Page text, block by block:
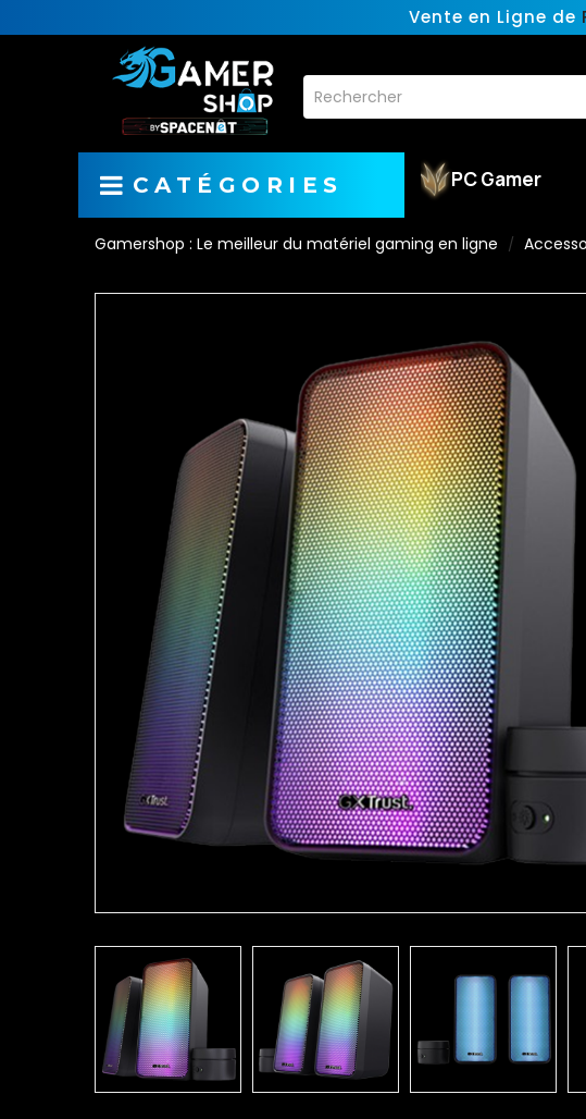
Vente en Ligne de
CATÉGORIES PC Gamer
Gamershop : Le meilleur du matériel gaming en ligne